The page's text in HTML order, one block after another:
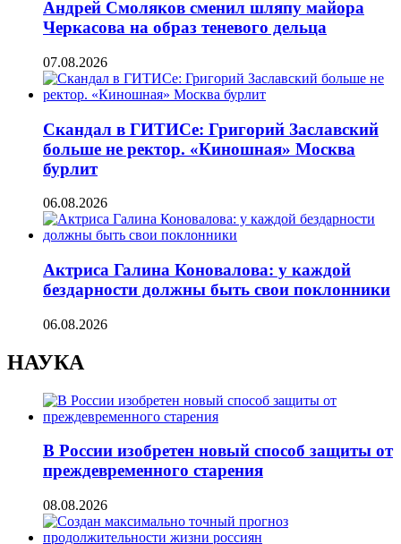
Андрей Смоляков сменил шляпу майора
Черкасова на образ теневого дельца
07.08.2026
Скандал в ГИТИСе: Григорий Заславский
больше не ректор. «Киношная» Москва
бурлит
06.08.2026
Актриса Галина Коновалова: у каждой
бездарности должны быть свои поклонники
06.08.2026
НАУКА
В России изобретен новый способ защиты от
преждевременного старения
08.08.2026